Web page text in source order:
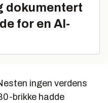
dokumentert
for en AI-
ingen verdens
brikke hadde